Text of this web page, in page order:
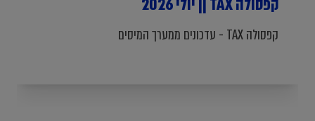
קפסולה TAX || יולי 2026
קפסולה TAX - עדכונים ממערך המיסים